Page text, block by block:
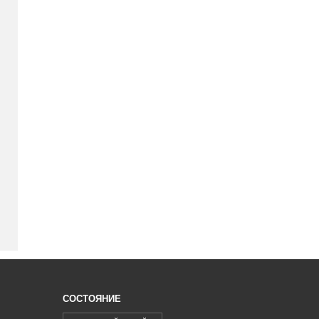
СОСТОЯНИЕ